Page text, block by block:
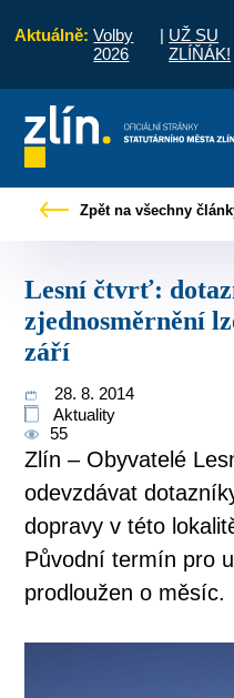
Aktuálně: Volby
2026
| UŽ SU
ZLÍŇÁK!
vyřídit
Zpět na všechny
Lesní čtvrť: dotazníky k
zjednosměrnění
září
28. 8. 2014
Aktuality
55
Zlín – Obyvatelé
odevzdávat
dopravy v této
Původní termín pro
prodloužen o měsíc.